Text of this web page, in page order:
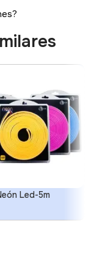
Led-5m